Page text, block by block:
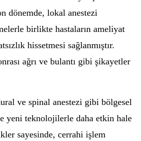
dönemde, lokal anestezi
birlikte hastaların ameliyat
hissetmesi sağlanmıştır.
ağrı ve bulantı gibi şikayetler
ve spinal anestezi gibi bölgesel
yeni teknolojilerle daha etkin hale
sayesinde, cerrahi işlem